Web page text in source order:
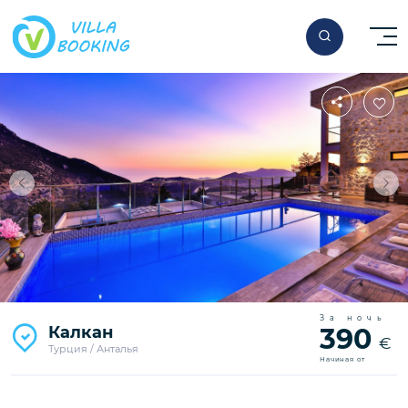
Калкан
Турция / Анталья
За ночь
390 €
Начиная от